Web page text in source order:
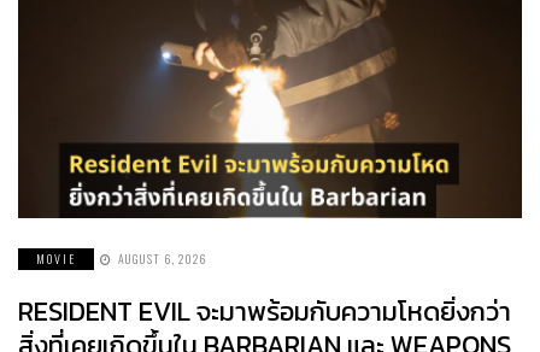
MOVIE AUGUST 6, 2026
RESIDENT EVIL จะมาพร้อมกับความโหดยิ่งกว่า